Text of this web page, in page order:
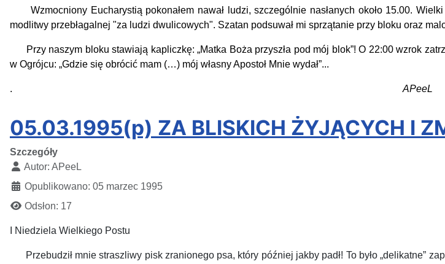
Wzmocniony Eucharystią pokonałem nawał ludzi, szczególnie nasłanych około 15.00.
modlitwy przebłagalnej "za ludzi dwulicowych". Szatan podsuwał mi sprzątanie przy bloku oraz
Przy naszym bloku stawiają kapliczkę: „Matka Boża przyszła pod mój blok”! O 22:00 wzrok
w Ogrójcu: „Gdzie się obrócić mam (…) mój własny Apostoł Mnie wydał”...
. APeeL
05.03.1995(p) ZA BLISKICH ŻYJĄCYCH I
Szczegóły
Autor: APeeL
Opublikowano: 05 marzec 1995
Odsłon: 17
I Niedziela Wielkiego Postu
Przebudził mnie straszliwy pisk zranionego psa, który później jakby padł! To było „delikatne”